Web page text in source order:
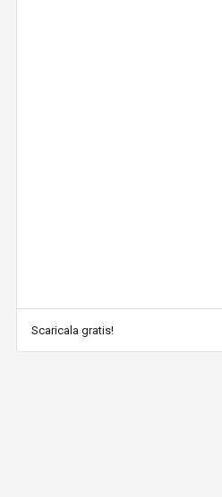
Scaricala gratis!